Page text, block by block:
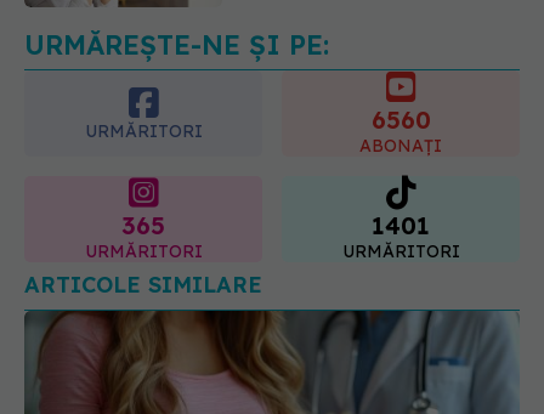
URMĂREȘTE-NE ȘI PE:
URMĂRITORI 6560
ABONAȚI
365
URMĂRITORI
1401
URMĂRITORI
ARTICOLE SIMILARE